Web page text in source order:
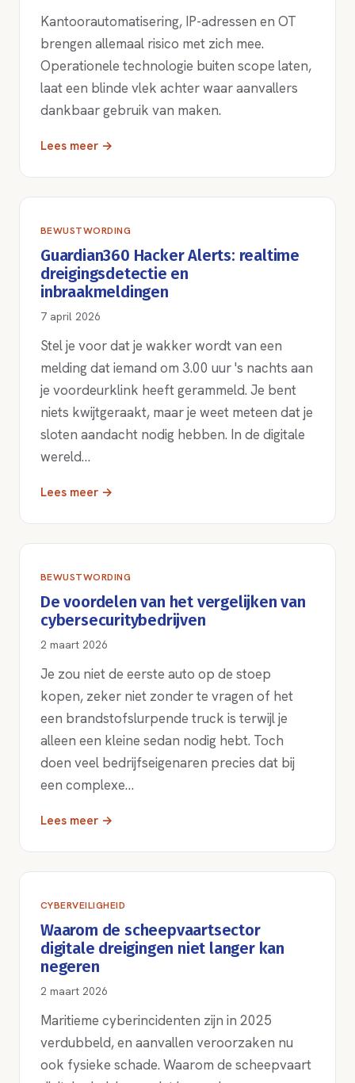
Kantoorautomatisering, IP-adressen en OT
brengen allemaal risico met zich mee.
Operationele technologie buiten scope laten,
laat een blinde vlek achter waar aanvallers
dankbaar gebruik van maken.
Lees meer →
BEWUSTWORDING
Guardian360 Hacker Alerts: realtime
dreigingsdetectie en
inbraakmeldingen
7 april 2026
Stel je voor dat je wakker wordt van een
melding dat iemand om 3.00 uur 's nachts aan
je voordeurklink heeft gerammeld. Je bent
niets kwijtgeraakt, maar je weet meteen dat je
sloten aandacht nodig hebben. In de digitale
wereld…
Lees meer →
BEWUSTWORDING
De voordelen van het vergelijken van
cybersecuritybedrijven
2 maart 2026
Je zou niet de eerste auto op de stoep
kopen, zeker niet zonder te vragen of het
een brandstofslurpende truck is terwijl je
alleen een kleine sedan nodig hebt. Toch
doen veel bedrijfseigenaren precies dat bij
een complexe…
Lees meer →
CYBERVEILIGHEID
Waarom de scheepvaartsector
digitale dreigingen niet langer kan
negeren
2 maart 2026
Maritieme cyberincidenten zijn in 2025
verdubbeld, en aanvallen veroorzaken nu
ook fysieke schade. Waarom de scheepvaart